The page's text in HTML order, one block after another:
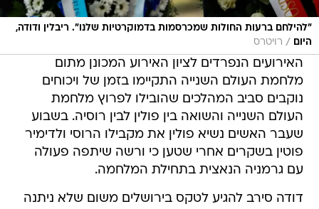
"להילחם ברעות החולות שמכרסמות בדמוקרטיות שלנו". ריבלין ודודה,
היום
/ רויטרס
האירועים הנפרדים לציון האירוע המכונן מתום
מלחמת העולם השנייה התקיימו בזמן של ויכוחים
נוקבים סביב המהלכים שהובילו לפרוץ מלחמת
העולם השנייה והשואה בין פולין לבין רוסיה. בשבוע
שעבר האשים נשיא פולין את מקבילו הרוסי ולדימיר
פוטין בשקרים אחרי שטען כי ורשה שיתפה פעולה
עם גרמניה הנאצית בתחילת המלחמה.
דודה סירב להגיע לטקס בירושלים משום שלא ניתנה